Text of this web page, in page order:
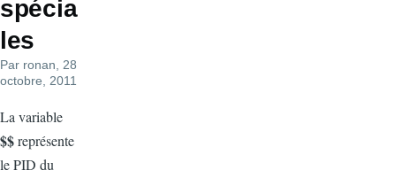
spécia
les
Par ronan , 28
octobre, 2011
La variable
$$représente
le PID du